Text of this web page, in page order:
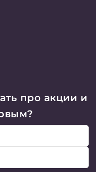
про акции и